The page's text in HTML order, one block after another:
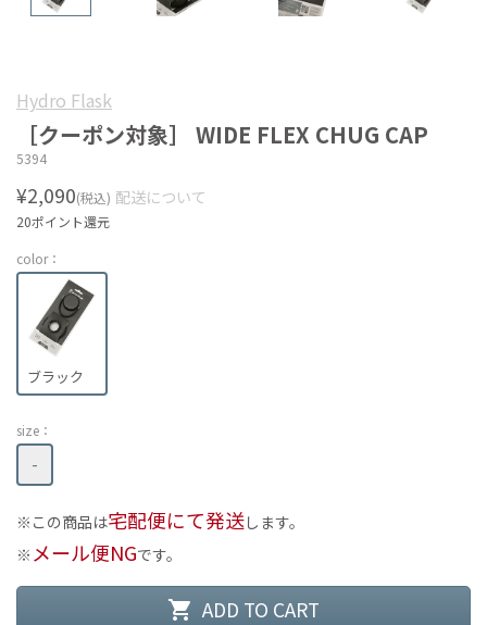
Hydro Flask
［クーポン対象］ WIDE FLEX CHUG CAP
5394
¥2,090(税込) 配送について
20ポイント還元
color：
ブラック
size：
-
この商品は宅配便にて発送します。
メール便NGです。
shopping_cart ADD TO CART